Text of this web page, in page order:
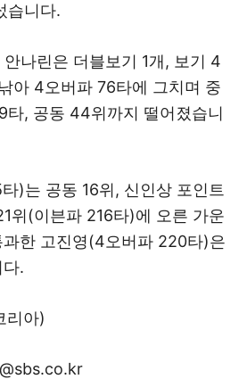
습니다.
나린은 더블보기 1개, 보기 4
아 4오버파 76타에 그치며 중
타, 공동 44위까지 떨어졌습니
)는 공동 16위, 신인상 포인트
위(이븐파 216타)에 오른 가운
한 고진영(4오버파 220타)은
.
리아)